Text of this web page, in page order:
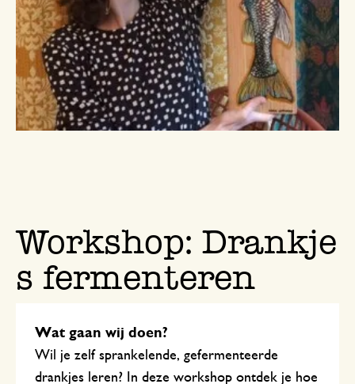
Workshop: Drankje
s fermenteren
Wat gaan wij doen?
Wil je zelf sprankelende, gefermenteerde
drankjes leren? In deze workshop ontdek je hoe